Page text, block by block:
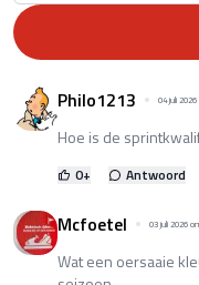
Philo1213 04 juli
Hoe is de
0+ Antwoord
Mcfoetel 03 juli 2026
Wat een oersaaie